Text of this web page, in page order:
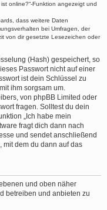
online?“-Funktion angezeigt und
dass weitere Daten
bei Umfragen, der
von dir gesetzte Lesezeichen oder
(Hash) gespeichert, so
Passwort nicht auf einer
ist dein Schlüssel zu
ihm sorgsam um.
von phpBB Limited oder
fragen. Solltest du dein
„Ich habe mein
fragt dich dann nach
und sendet anschließend
mit dem du dann auf das
und oben näher
betreiben und anbieten zu